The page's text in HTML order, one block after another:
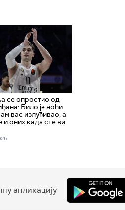
се опростио од
Било је ноћи
вас излуђивао, а
и оних када сте ви
апликацију